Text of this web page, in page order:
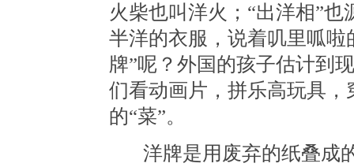
火柴也叫洋火；“出洋相”
半洋的衣服，说着叽里呱
牌”呢？外国的孩子估计到
们看动画片，拼乐高玩具
的“菜”。
洋牌是用废弃的纸叠成